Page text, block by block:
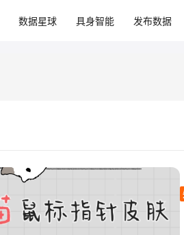
数据星球 具身智能 发布数据